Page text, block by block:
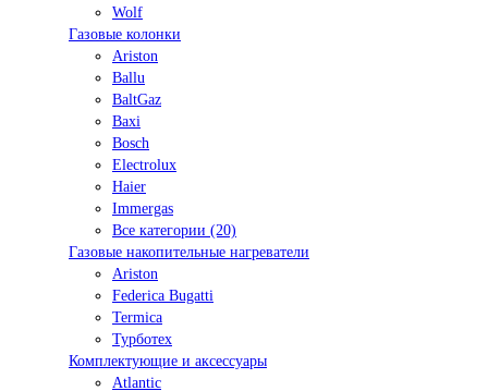
Wolf
Газовые колонки
Ariston
Ballu
BaltGaz
Baxi
Bosсh
Electrolux
Haier
Immergas
Все категории (20)
Газовые накопительные нагреватели
Ariston
Federica Bugatti
Termica
Турботех
Комплектующие и аксессуары
Atlantic